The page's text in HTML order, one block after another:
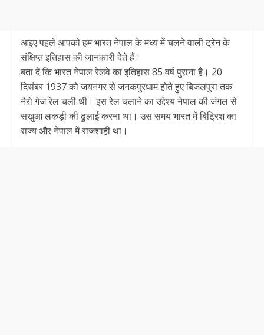
आइए पहले आपको हम भारत नेपाल के मध्य में चलने वाली ट्रेन के
संक्षिप्त इतिहास की जानकारी देते हैं।
बता दें कि भारत नेपाल रेलवे का इतिहास 85 वर्ष पुराना है। 20
दिसंबर 1937 को जयनगर से जनकपुरधाम होते हुए बिजलपुरा तक
नैरो गेज रेल चली थी। इस रेल चलाने का उद्देश्य नेपाल की जंगल से
सखुआ लकड़ी की ढुलाई करना था। उस समय भारत में बिट्रिश का
राज्य और नेपाल में राजशाही था।